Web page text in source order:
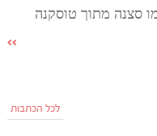
סצנה מתוך טוסקנה
לכל הכתבות